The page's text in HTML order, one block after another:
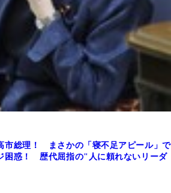
市総理！ まさかの「寝不足アピール」で
困惑！ 歴代屈指の"人に頼れないリーダ